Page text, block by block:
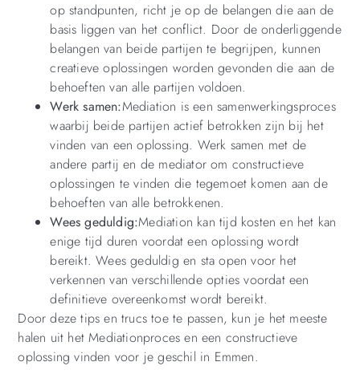
op standpunten, richt je op de belangen die aan de
basis liggen van het conflict. Door de onderliggende
belangen van beide partijen te begrijpen, kunnen
creatieve oplossingen worden gevonden die aan de
behoeften van alle partijen voldoen.
Werk samen:Mediation is een samenwerkingsproces
waarbij beide partijen actief betrokken zijn bij het
vinden van een oplossing. Werk samen met de
andere partij en de mediator om constructieve
oplossingen te vinden die tegemoet komen aan de
behoeften van alle betrokkenen.
Wees geduldig:Mediation kan tijd kosten en het kan
enige tijd duren voordat een oplossing wordt
bereikt. Wees geduldig en sta open voor het
verkennen van verschillende opties voordat een
definitieve overeenkomst wordt bereikt.
Door deze tips en trucs toe te passen, kun je het meeste
halen uit het Mediationproces en een constructieve
oplossing vinden voor je geschil in Emmen.